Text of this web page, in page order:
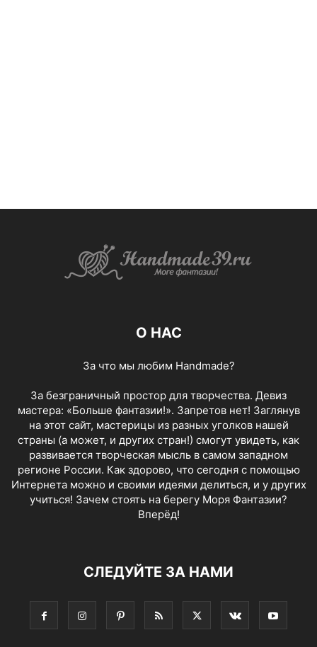
О НАС
За что мы любим Handmade?
За безграничный простор для творчества. Девиз
мастера: «Больше фантазии!». Запретов нет! Заглянув
на этот сайт, мастерицы из разных уголков нашей
страны (а может, и других стран!) смогут увидеть, как
развивается творческая мысль в самом западном
регионе России. Как здорово, что сегодня с помощью
Интернета можно и своими идеями делиться, и у других
учиться! Зачем стоять на берегу Моря Фантазии?
Вперёд!
СЛЕДУЙТЕ ЗА НАМИ